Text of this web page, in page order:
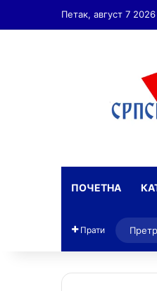
Петак, август 7 2026
ПОЧЕТНА
Прати